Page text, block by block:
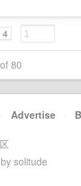
4
80
· Advertise ·
solitude